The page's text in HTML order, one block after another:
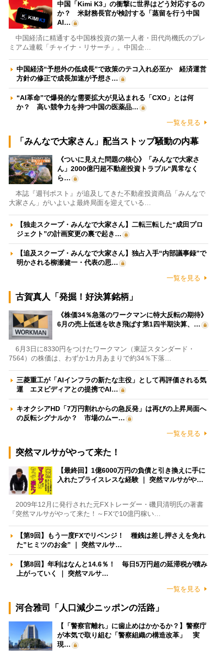
中国「Kimi K3」の衝撃に世界はどう対応するの
か？ 米財務長官が検討する「蒸留を行う中国
AI…
中国経済に精通する中国株投資の第一人者・田代尚機氏のプレ
ミアム連載「チャイナ・リサーチ」。中国企…
中国経済“予想外の低成長”で政策のテコ入れ必至か 経済運営
方針の修正で成長加速が予想さ…
“AI革命”で爆発的な需要拡大が見込まれる「CXO」とは何
か？ 高い競争力を持つ中国の医薬品…
一覧を見る
「みんなで大家さん」配当ストップ騒動の内幕
《ついに見えた問題の核心》「みんなで大家さ
ん」2000億円超不動産投資トラブル“異常なく
ら…
本誌『週刊ポスト』が追及してきた不動産投資商品「みんなで
大家さん」がいよいよ最終局面を迎えている…
【独走スクープ・みんなで大家さん】二転三転した“成田プロ
ジェクト”の計画変更の裏で起き…
【追及スクープ・みんなで大家さん】独占入手“内部議事録”で
明かされる柳瀬健一・代表の思…
一覧を見る
古賀真人「発掘！好決算銘柄」
《株価34％急落のワークマンに特大反転の期待》
6月の売上低迷を吹き飛ばす第1四半期決算、…
6月3日に8330円をつけたワークマン（東証スタンダード・
7564）の株価は、わずか1カ月あまりで約34％下落…
三菱重工が「AIインフラの新たな主役」として再評価される気
運 エヌビディアとの提携でAI…
キオクシアHD「7万円割れからの急反発」は再びの上昇局面へ
の反転シグナルか？ 市場のムー…
一覧を見る
突然マルサがやって来た！
【最終回】1億6000万円の負債と引き換えに手に
入れたプライスレスな経験 ｜ 突然マルサがや…
2009年12月に発行された元FXトレーダー・磯貝清明氏の著書
『突然マルサがやって来た！～FXで10億円稼い…
【第9回】もう一度FXでリベンジ！ 種銭は差し押さえを免れ
た”ヒミツのお金” ｜ 突然マルサ…
【第8回】年利はなんと14.6％！ 毎日5万円超の延滞税が積み
上がっていく ｜ 突然マルサ…
一覧を見る
河合雅司「人口減少ニッポンの活路」
【「警察官離れ」に歯止めはかかるか？】警察庁
が本気で取り組む「警察組織の構造改革」 実
現…